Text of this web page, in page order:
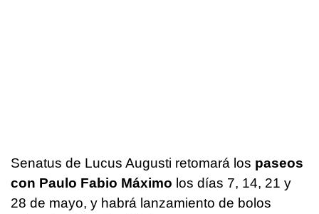
Senatus de Lucus Augusti retomará los paseos
con Paulo Fabio Máximo los días 7, 14, 21 y
28 de mayo, y habrá lanzamiento de bolos